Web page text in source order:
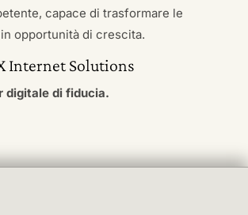
capace di trasformare le
opportunità di crescita.
Internet Solutions
digitale di fiducia.